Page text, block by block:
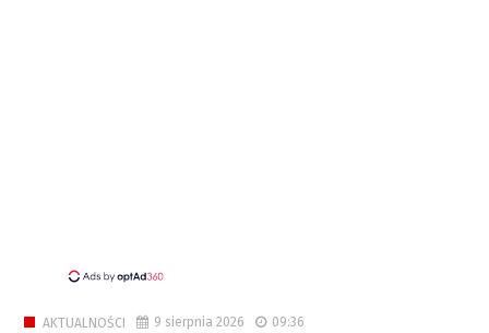
AKTUALNOŚCI 9 sierpnia 2026 09:36